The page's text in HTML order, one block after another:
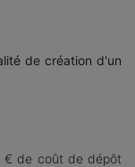
de création d'un
€ de coût de dépôt